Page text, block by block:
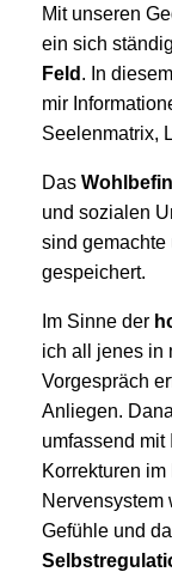
Mit unseren
ein sich
Feld . In
mir
Seelenmatrix,
Das
und sozialen
sind gemachte
gespeichert.
Im Sinne der
ich all jenes in
Vorgespräch
Anliegen.
umfassend mit
Korrekturen
Nervensystem
Gefühle und